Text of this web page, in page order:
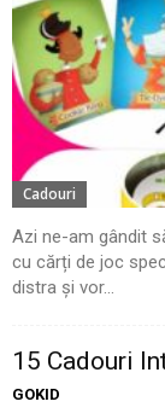
Cadouri
Azi ne-am gândit
cu cărți de joc
distra și vor...
15 Cadouri
GOKID